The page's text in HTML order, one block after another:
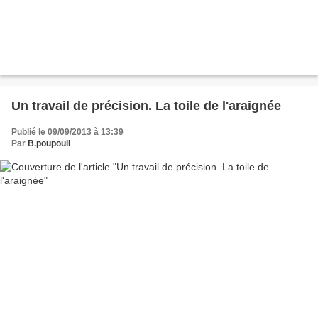
Un travail de précision. La toile de l'araignée
Publié le 09/09/2013 à 13:39
Par B.poupouil